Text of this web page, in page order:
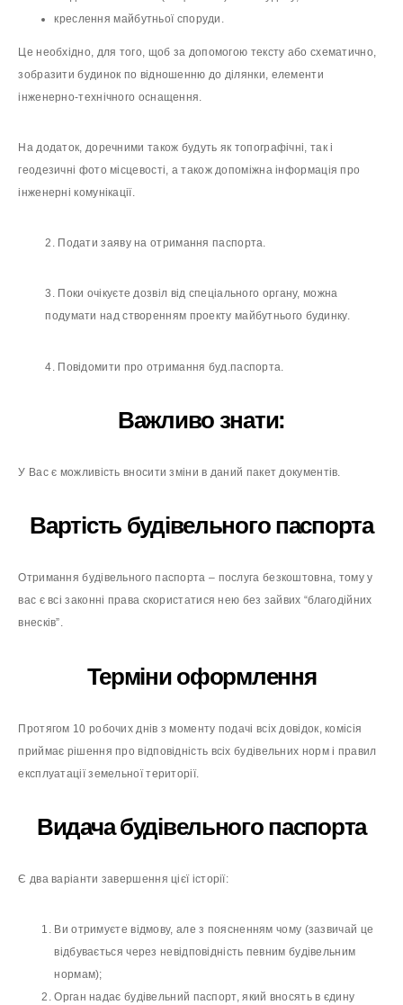
креслення майбутньої споруди.
Це необхідно, для того, щоб за допомогою тексту або схематично,
зобразити будинок по відношенню до ділянки, елементи
інженерно-технічного оснащення.
На додаток, доречними також будуть як топографічні, так і
геодезичні фото місцевості, а також допоміжна інформація про
інженерні комунікації.
2. Подати заяву на отримання паспорта.
3. Поки очікуєте дозвіл від спеціального органу, можна
подумати над створенням проекту майбутнього будинку.
4. Повідомити про отримання буд.паспорта.
Важливо знати:
У Вас є можливість вносити зміни в даний пакет документів.
Вартість будівельного паспорта
Отримання будівельного паспорта – послуга безкоштовна, тому у
вас є всі законні права скористатися нею без зайвих “благодійних
внесків”.
Терміни оформлення
Протягом 10 робочих днів з моменту подачі всіх довідок, комісія
приймає рішення про відповідність всіх будівельних норм і правил
експлуатації земельної території.
Видача будівельного паспорта
Є два варіанти завершення цієї історії:
Ви отримуєте відмову, але з поясненням чому (зазвичай це
відбувається через невідповідність певним будівельним
нормам);
Орган надає будівельний паспорт, який вносять в єдину